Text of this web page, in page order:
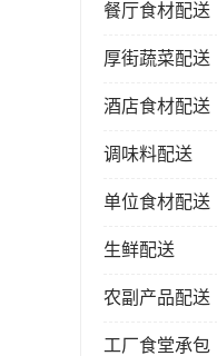
餐厅食材配送
厚街蔬菜配送
酒店食材配送
调味料配送
单位食材配送
生鲜配送
农副产品配送
工厂食堂承包